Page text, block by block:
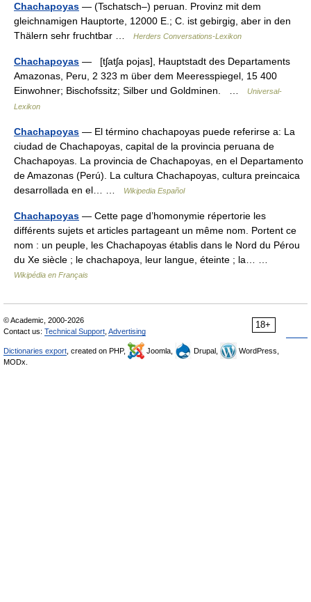
Chachapoyas — (Tschatsch–) peruan. Provinz mit dem
gleichnamigen Hauptorte, 12000 E.; C. ist gebirgig, aber in den
Thälern sehr fruchtbar …
Herders Conversations-Lexikon
Chachapoyas — [tʃatʃa pojas], Hauptstadt des Departaments
Amazonas, Peru, 2 323 m über dem Meeresspiegel, 15 400
Einwohner; Bischofssitz; Silber und Goldminen. …
Universal-
Lexikon
Chachapoyas — El término chachapoyas puede referirse a: La
ciudad de Chachapoyas, capital de la provincia peruana de
Chachapoyas. La provincia de Chachapoyas, en el Departamento
de Amazonas (Perú). La cultura Chachapoyas, cultura preincaica
desarrollada en el… …
Wikipedia Español
Chachapoyas — Cette page d’homonymie répertorie les
différents sujets et articles partageant un même nom. Portent ce
nom : un peuple, les Chachapoyas établis dans le Nord du Pérou
du Xe siècle ; le chachapoya, leur langue, éteinte ; la… …
Wikipédia en Français
18+
© Academic, 2000-2026
Contact us: Technical Support Advertising
Dictionaries export , created on PHP, Joomla, Drupal,
WordPress,
MODx.